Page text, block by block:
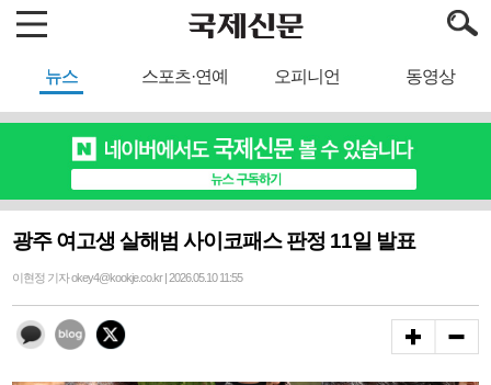
뉴스 스포츠·연예 오피니언 동영상
광주 여고생 살해범 사이코패스 판정 11일 발표
이현정 기자 okey4@kookje.co.kr | 2026.05.10 11:55